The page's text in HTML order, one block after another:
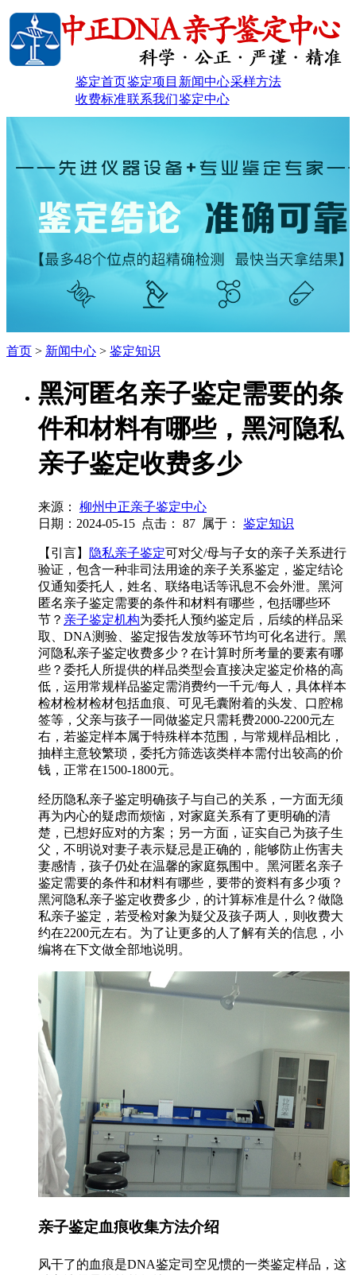
鉴定首页鉴定项目 新闻中心采样方法
收费标准联系我们鉴定中心
首页 > 新闻中心 > 鉴定知识
黑河匿名亲子鉴定需要的条
件和材料有哪些，黑河隐私
亲子鉴定收费多少
来源：
柳州中正亲子鉴定中心
日期：2024-05-15 点击： 87 属于： 鉴定知识
【引言】 隐私亲子鉴定可对父/母与子女的亲子关系进行
验证，包含一种非司法用途的亲子关系鉴定，鉴定结论
仅通知委托人，姓名、联络电话等讯息不会外泄。黑河
匿名亲子鉴定需要的条件和材料有哪些，包括哪些环
节？ 亲子鉴定机构为委托人预约鉴定后，后续的样品采
取、DNA测验、鉴定报告发放等环节均可化名进行。黑
河隐私亲子鉴定收费多少？在计算时所考量的要素有哪
些？委托人所提供的样品类型会直接决定鉴定价格的高
低，运用常规样品鉴定需消费约一千元/每人，具体样本
检材检材检材包括血痕、可见毛囊附着的头发、口腔棉
签等，父亲与孩子一同做鉴定只需耗费2000-2200元左
右，若鉴定样本属于特殊样本范围，与常规样品相比，
抽样主意较繁琐，委托方筛选该类样本需付出较高的价
钱，正常在1500-1800元。
经历隐私亲子鉴定明确孩子与自己的关系，一方面无须
再为内心的疑虑而烦恼，对家庭关系有了更明确的清
楚，已想好应对的方案；另一方面，证实自己为孩子生
父，不明说对妻子表示疑忌是正确的，能够防止伤害夫
妻感情，孩子仍处在温馨的家庭氛围中。黑河匿名亲子
鉴定需要的条件和材料有哪些，要带的资料有多少项？
黑河隐私亲子鉴定收费多少，的计算标准是什么？做隐
私亲子鉴定，若受检对象为疑父及孩子两人，则收费大
约在2200元左右。为了让更多的人了解有关的信息，小
编将在下文做全部地说明。
亲子鉴定血痕收集方法介绍
风干了的血痕是DNA鉴定司空见惯的一类鉴定样品，这